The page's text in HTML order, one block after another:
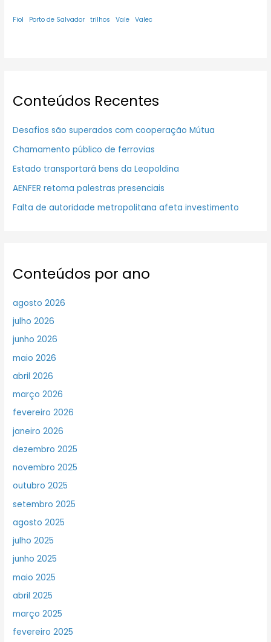
Fiol Porto de Salvador trilhos Vale Valec
Conteúdos Recentes
Desafios são superados com cooperação Mútua
Chamamento público de ferrovias
Estado transportará bens da Leopoldina
AENFER retoma palestras presenciais
Falta de autoridade metropolitana afeta investimento
Conteúdos por ano
agosto 2026
julho 2026
junho 2026
maio 2026
abril 2026
março 2026
fevereiro 2026
janeiro 2026
dezembro 2025
novembro 2025
outubro 2025
setembro 2025
agosto 2025
julho 2025
junho 2025
maio 2025
abril 2025
março 2025
fevereiro 2025